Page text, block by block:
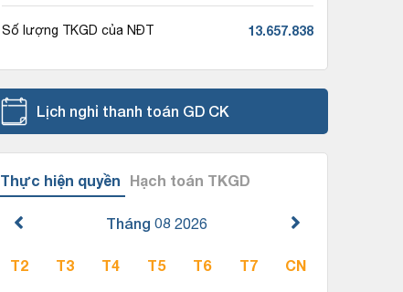
Số lượng TKGD của NĐT 13.657.838
Lịch nghỉ thanh toán GD CK
Thực hiện quyền Hạch toán TKGD
Tháng 08 2026
T2 T3 T4 T5 T6 T7 CN